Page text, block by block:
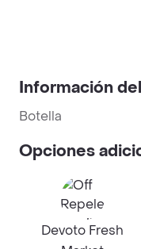
Información
Botella
Opciones
Devoto Fresh